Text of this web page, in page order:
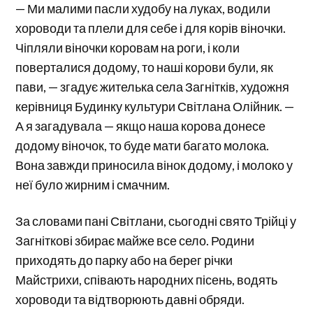
— Ми малими пасли худобу на луках, водили
хороводи та плели для себе і для корів віночки.
Чіпляли віночки коровам на роги, і коли
поверталися додому, то наші корови були, як
пави, — згадує жителька села Загнітків, художня
керівниця Будинку культури Світлана Олійник. —
А я загадувала — якщо наша корова донесе
додому віночок, то буде мати багато молока.
Вона завжди приносила вінок додому, і молоко у
неї було жирним і смачним.
За словами пані Світлани, сьогодні свято Трійці у
Загніткові збирає майже все село. Родини
приходять до парку або на берег річки
Майстрихи, співають народних пісень, водять
хороводи та відтворюють давні обряди.